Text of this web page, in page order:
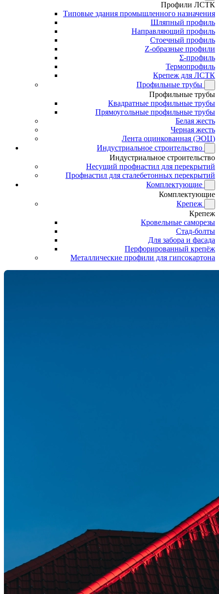
Профили ЛСТК
Типовые здания промышленного назначения
Шляпный профиль
Направляющий профиль
Стоечный профиль
Z-образные профили
Σ-профиль
Термопрофиль
Крепеж для ЛСТК
Профильные трубы
Профильные трубы
Квадратные профильные трубы
Прямоугольные профильные трубы
Белая жесть
Черная жесть
Лента оцинкованная (ЭОЦ)
Индустриальное строительство
Индустриальное строительство
Несущий профнастил для перекрытий
Профнастил для сталебетонных перекрытий
Комплектующие
Комплектующие
Крепеж
Крепеж
Кровельные саморезы
Стад-болты
Для забора и фасада
Перфорированный крепёж
Металлические профили для гипсокартона